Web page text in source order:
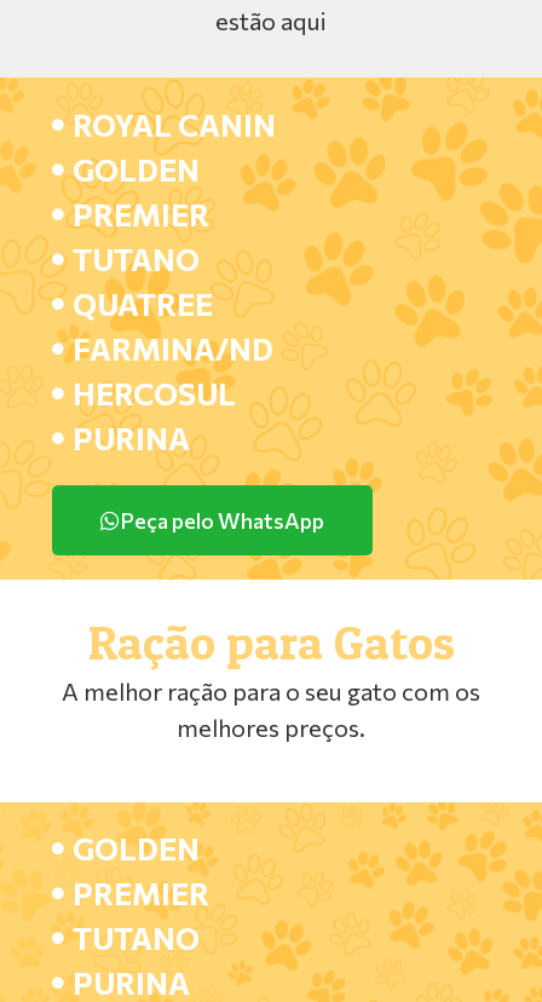
estão aqui
ROYAL CANIN
GOLDEN
PREMIER
TUTANO
QUATREE
FARMINA/ND
HERCOSUL
PURINA
Peça pelo WhatsApp
Ração para Gatos
A melhor ração para o seu gato com os
melhores preços.
GOLDEN
PREMIER
TUTANO
PURINA